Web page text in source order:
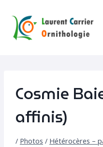
contenu
Cosmie
affinis)
/ Photos / Hétérocères –